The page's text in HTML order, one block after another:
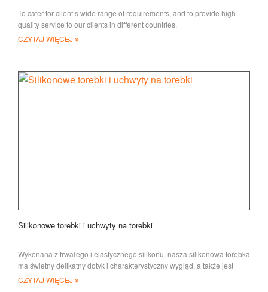
To cater for client’s wide range of requirements, and to provide high
quality service to our clients in different countries,
CZYTAJ WIĘCEJ
Silikonowe torebki i uchwyty na torebki
Wykonana z trwałego i elastycznego silikonu, nasza silikonowa torebka
ma świetny delikatny dotyk i charakterystyczny wygląd, a także jest
modna i urocza
CZYTAJ WIĘCEJ